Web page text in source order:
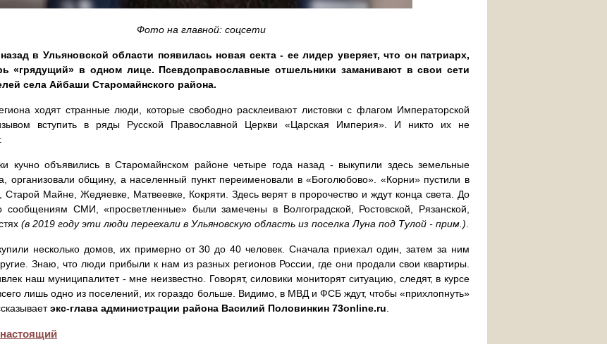
Фото на главной: соцсети
в Ульяновской области появилась новая секта - ее лидер уверяет, что он патриарх,
«грядущий» в одном лице. Псевдоправославные отшельники заманивают в свои сети
села Айбаши Старомайнского района.
ходят странные люди, которые свободно расклеивают листовки с флагом Императорской
вступить в ряды Русской Православной Церкви «Царская Империя». И никто их не
кучно объявились в Старомайнском районе четыре года назад - выкупили здесь земельные
организовали общину, а населенный пункт переименовали в «Боголюбово». «Корни» пустили в
Майне, Жедяевке, Матвеевке, Кокряти. Здесь верят в пророчество и ждут конца света. До
сообщениям СМИ, «просветленные» были замечены в Волгоградской, Ростовской, Рязанской,
(в 2019 году эти люди переехали в Ульяновскую область из поселка Луна под Тулой - прим.)
несколько домов, их примерно от 30 до 40 человек. Сначала приехал один, затем за ним
Знаю, что люди прибыли к нам из разных регионов России, где они продали свои квартиры.
наш муниципалитет - мне неизвестно. Говорят, силовики мониторят ситуацию, следят, в курсе
лишь одно из поселений, их гораздо больше. Видимо, в МВД и ФСБ ждут, чтобы «прихлопнуть»
экс-глава администрации района Василий Половинкин 73online.ru